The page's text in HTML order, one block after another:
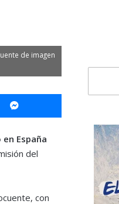
de imagen
Messenger
España
del
con